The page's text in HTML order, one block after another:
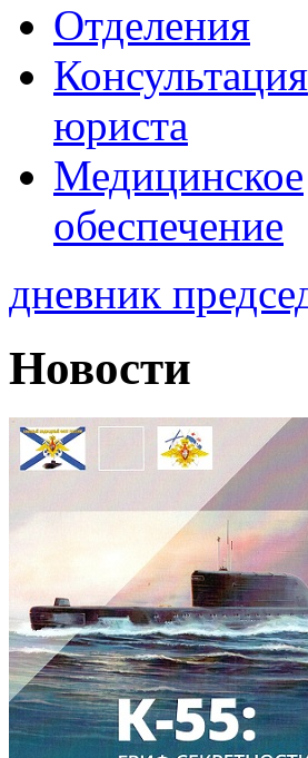
Отделения
Консультация
юриста
Медицинское
обеспечение
дневник
Новости